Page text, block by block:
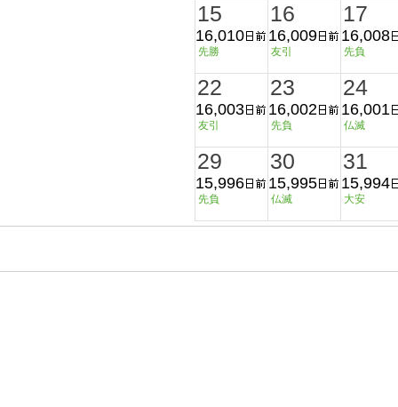
15
16,010
先勝
16
16,009
友引
17
16,008
先負
22
16,003
友引
23
16,002
先負
24
16,001
仏滅
29
15,996
先負
30
15,995
仏滅
31
15,994
大安